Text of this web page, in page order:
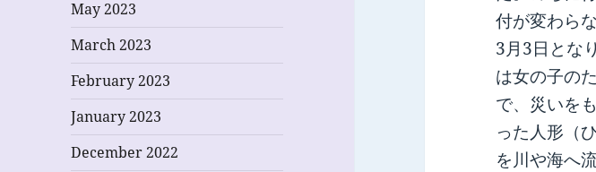
May 2023
March 2023
February 2023
January 2023
December 2022
付が変わら
3月3日とな
は女の子の
で、災いを
った人形（
を川や海へ